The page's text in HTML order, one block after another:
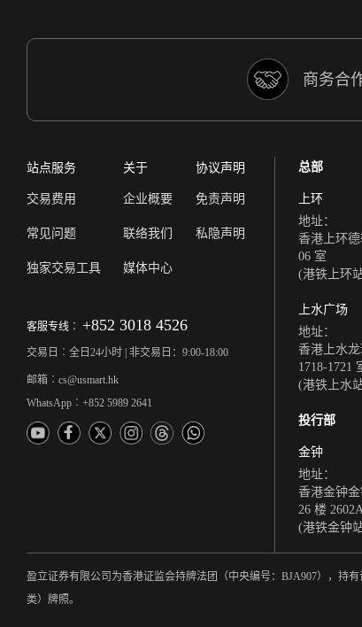
商务合
站点服务
交易费用
常见问题
独家交易工具
关于
企业概要
联络我们
媒体中心
协议声明
免责声明
私隐声明
客服专线︰ +852 3018 4526
交易日︰全日24小时 | 非交易日：9:00-18:00
邮箱︰cs@usmart.hk
WhatsApp︰+852 5989 2641
总部
上环
地址：
香港上环德
06 室
(港铁上环
上水广场
地址：
香港上水
1718-1721
(港铁上水
投行部
金钟
地址：
香港金钟
26 楼
(港铁金钟
盈立证券有限公司为香港证监会持牌法团（中央编号：BJA907），持
类）牌照。